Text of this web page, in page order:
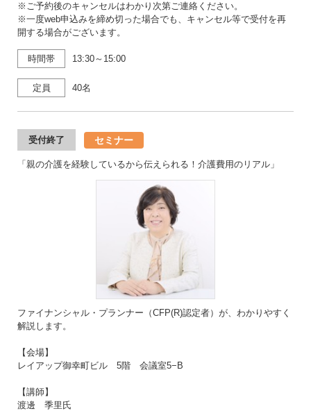
※ご予約後のキャンセルはわかり次第ご連絡ください。
※一度web申込みを締め切った場合でも、キャンセル等で受付を再
開する場合がございます。
時間帯 13:30～15:00
定員 40名
受付終了 セミナー
「親の介護を経験しているから伝えられる！介護費用のリアル」
ファイナンシャル・プランナー（CFP(R)認定者）が、わかりやすく
解説します。
【会場】
レイアップ御幸町ビル 5階 会議室5−B
【講師】
渡邊 季里氏